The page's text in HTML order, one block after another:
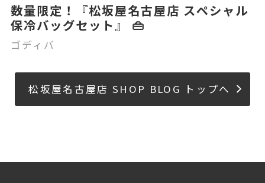
数量限定！『松坂屋名古屋店 スペシャル
保冷バッグセット』 👜
ゴディバ
松坂屋名古屋店 SHOP BLOG トップへ